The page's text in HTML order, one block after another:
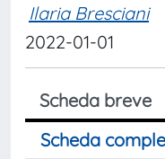
Ilaria Bresciani
2022-01-01
Scheda breve
Scheda